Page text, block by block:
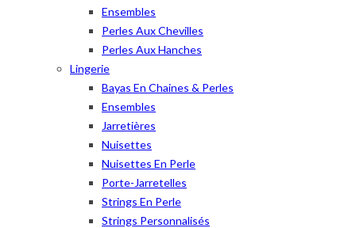
Ensembles
Perles Aux Chevilles
Perles Aux Hanches
Lingerie
Bayas En Chaines & Perles
Ensembles
Jarretières
Nuisettes
Nuisettes En Perle
Porte-Jarretelles
Strings En Perle
Strings Personnalisés